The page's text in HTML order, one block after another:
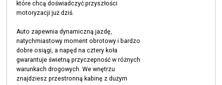
które chcą doświadczyć przyszłości
motoryzacji już dziś.
Auto zapewnia dynamiczną jazdę,
natychmiastowy moment obrotowy i bardzo
dobre osiągi, a napęd na cztery koła
gwarantuje świetną przyczepność w różnych
warunkach drogowych. We wnętrzu
znajdziesz przestronną kabinę z dużym